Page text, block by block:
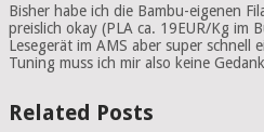
Bisher habe ich die Bambu-eigenen
preislich okay (PLA ca. 19EUR/Kg im
Lesegerät im AMS aber super schnell
Tuning muss ich mir also keine
Related Posts